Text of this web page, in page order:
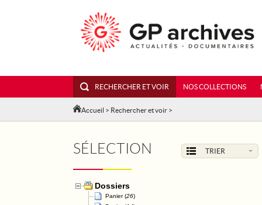
RECHERCHER ET VOIR NOS COLLECTIONS
Accueil > Rechercher et voir >
SÉLECTION TRIER